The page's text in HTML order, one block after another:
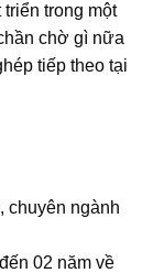
trong một
chờ gì nữa
tiếp theo tại
chuyên ngành
02 năm về